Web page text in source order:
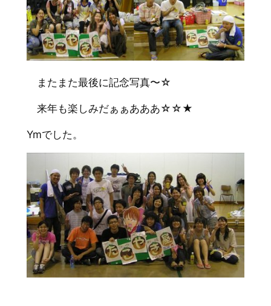
またまた最後に記念写真〜☆
来年も楽しみだぁぁあああ☆☆★
Ymでした。